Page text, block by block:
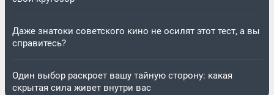
Даже знатоки советского кино не осилят этот тест, а вы
справитесь?
Один выбор раскроет вашу тайную сторону: какая
скрытая сила живет внутри вас